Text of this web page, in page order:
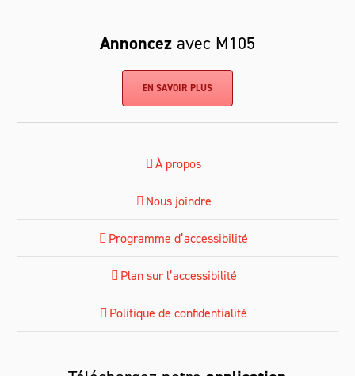
Annoncez avec M105
EN SAVOIR PLUS
À propos
Nous joindre
Programme d’accessibilité
Plan sur l’accessibilité
Politique de confidentialité